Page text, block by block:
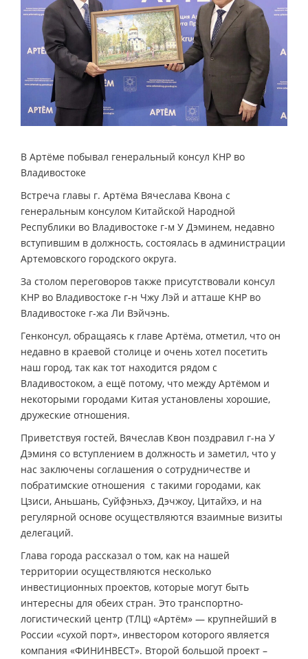
В Артёме побывал генеральный консул КНР во
Владивостоке
Встреча главы г. Артёма Вячеслава Квона с
генеральным консулом Китайской Народной
Республики во Владивостоке г-м У Дэминем, недавно
вступившим в должность, состоялась в администрации
Артемовского городского округа.
За столом переговоров также присутствовали консул
КНР во Владивостоке г-н Чжу Лэй и атташе КНР во
Владивостоке г-жа Ли Вэйчэнь.
Генконсул, обращаясь к главе Артёма, отметил, что он
недавно в краевой столице и очень хотел посетить
наш город, так как тот находится рядом с
Владивостоком, а ещё потому, что между Артёмом и
некоторыми городами Китая установлены хорошие,
дружеские отношения.
Приветствуя гостей, Вячеслав Квон поздравил г-на У
Дэминя со вступлением в должность и заметил, что у
нас заключены соглашения о сотрудничестве и
побратимские отношения с такими городами, как
Цзиси, Аньшань, Суйфэньхэ, Дэчжоу, Цитайхэ, и на
регулярной основе осуществляются взаимные визиты
делегаций.
Глава города рассказал о том, как на нашей
территории осуществляются несколько
инвестиционных проектов, которые могут быть
интересны для обеих стран. Это транспортно-
логистический центр (ТЛЦ) «Артём» — крупнейший в
России «сухой порт», инвестором которого является
компания «ФИНИНВЕСТ». Второй большой проект –